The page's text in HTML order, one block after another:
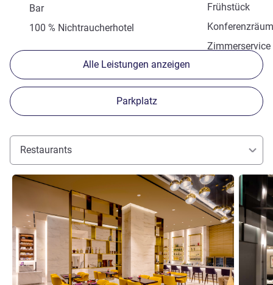
Frühstück
Bar
100 % Nichtraucherhotel
Zimmerservice
Alle Leistungen anzeigen
Parkplatz
Restaurants
Details ansehen Details